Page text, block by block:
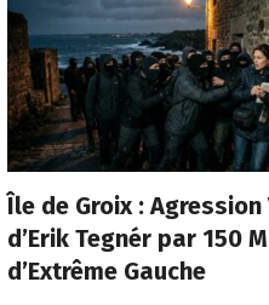
Île de Groix :
d’Erik Tegnér par 150
d’Extrême Gauche